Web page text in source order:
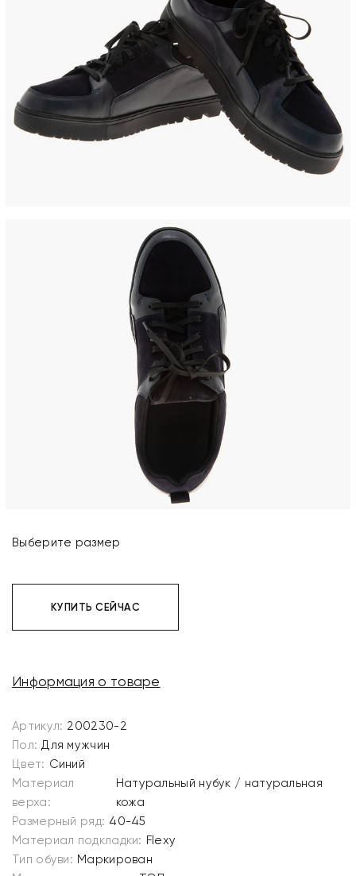
Выберите размер
КУПИТЬ СЕЙЧАС
Информация о товаре
Артикул: 200230-2
Пол: Для мужчин
Цвет: Синий
Материал
верха:
Натуральный нубук / натуральная
кожа
Размерный ряд: 40-45
Материал подкладки: Flexy
Тип обуви: Маркирован